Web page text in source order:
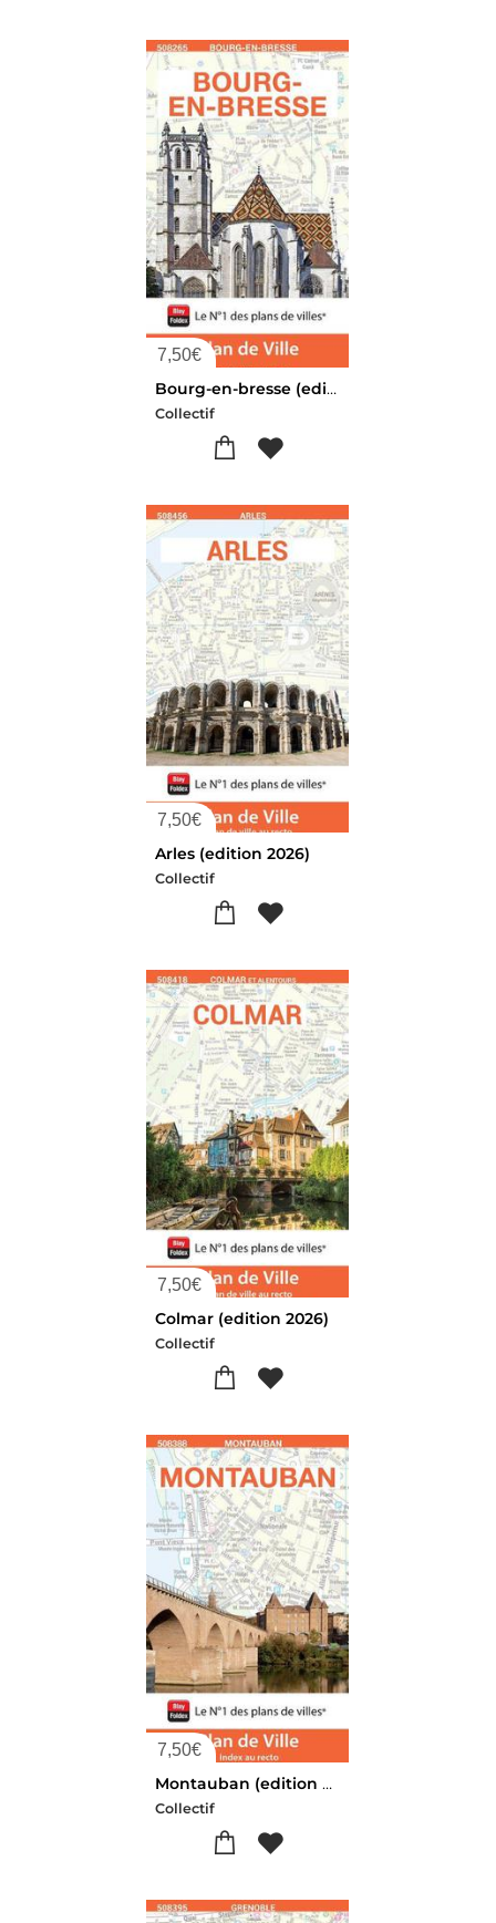
7,50€
Bourg-en-bresse (edition 2026)
Collectif
7,50€
Arles (edition 2026)
Collectif
7,50€
Colmar (edition 2026)
Collectif
7,50€
Montauban (edition 2026)
Collectif